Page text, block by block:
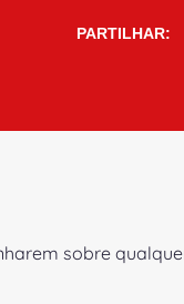
PARTILHAR:
sobre